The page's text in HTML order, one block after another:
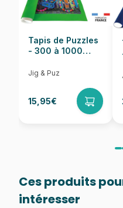
Dimensions
Tapis de Puzzles
- 300 à 1000
Jig & Puz
15,95€
Ces produits
intéresser